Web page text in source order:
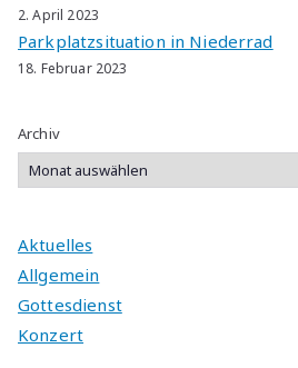
2. April 2023
Parkplatzsituation in Niederrad
18. Februar 2023
Archiv
Aktuelles
Allgemein
Gottesdienst
Konzert